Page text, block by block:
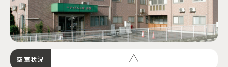
空室状況 △